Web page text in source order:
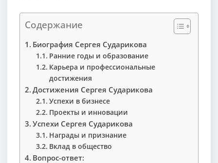
Содержание
Биография Сергея Сударикова
Ранние годы и образование
Карьера и профессиональные
достижения
Достижения Сергея Сударикова
Успехи в бизнесе
Проекты и инновации
Успехи Сергея Сударикова
Награды и признание
Вклад в общество
Вопрос-ответ: